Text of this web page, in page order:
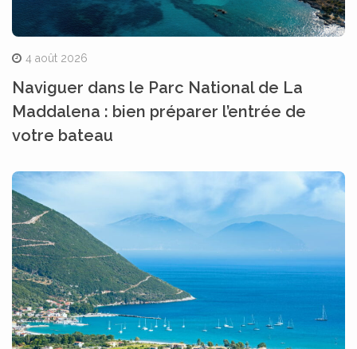
4 août 2026
Naviguer dans le Parc National de La
Maddalena : bien préparer l’entrée de
votre bateau